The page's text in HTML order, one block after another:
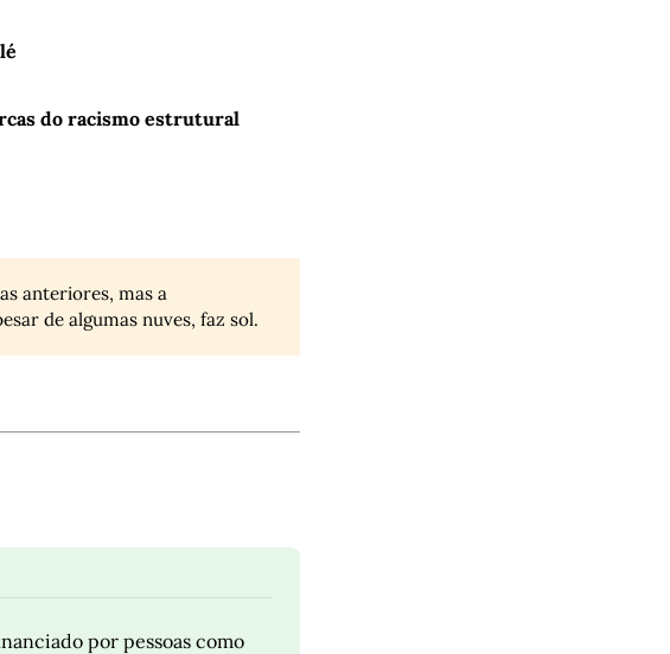
do racismo estrutural
anteriores, mas a
de algumas nuves, faz sol.
por pessoas como